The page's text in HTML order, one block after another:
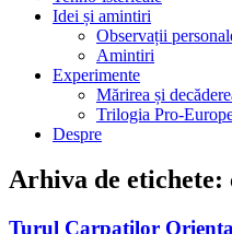
Idei și amintiri
Observații
Amintiri
Experimente
Mărirea și
Trilogia Pro-
Despre
Arhiva de etichete:
Turul Carpaților